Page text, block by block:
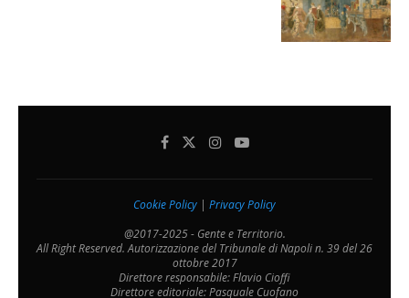
Cookie Policy | Privacy Policy
@2017-2025 - Gente e Territorio.
All Right Reserved. Autorizzazione del Tribunale di Napoli n. 39 del 26
ottobre 2017
Direttore responsabile: Flavio Cioffi
Direttore editoriale: Pasquale Cuofano